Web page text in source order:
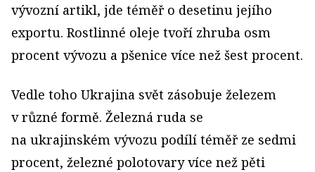
vývozní artikl, jde téměř o desetinu jejího
exportu. Rostlinné oleje tvoří zhruba osm
procent vývozu a pšenice více než šest procent.
Vedle toho Ukrajina svět zásobuje železem
v různé formě. Železná ruda se
na ukrajinském vývozu podílí téměř ze sedmi
procent, železné polotovary více než pěti